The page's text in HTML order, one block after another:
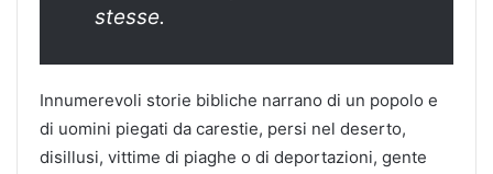
stesse.
Innumerevoli storie bibliche narrano di un popolo e
di uomini piegati da carestie, persi nel deserto,
disillusi, vittime di piaghe o di deportazioni, gente